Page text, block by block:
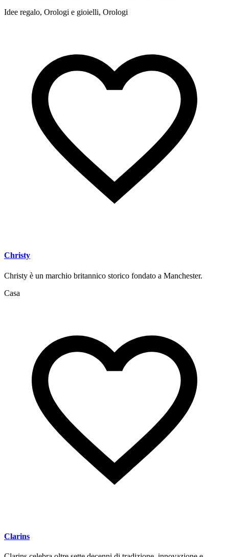
Idee regalo, Orologi e gioielli, Orologi
Christy
Christy è un marchio britannico storico fondato a Manchester.
Casa
Clarins